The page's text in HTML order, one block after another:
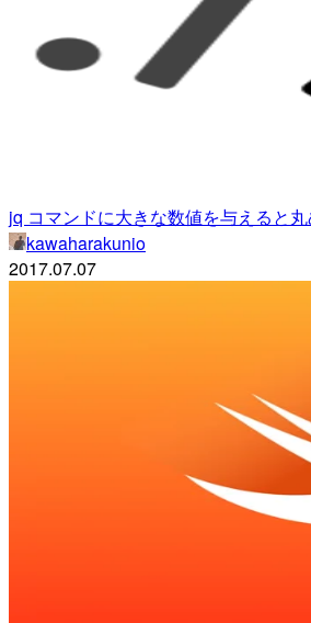
jq コマンドに大きな数値を与えると丸
kawaharakunio
2017.07.07